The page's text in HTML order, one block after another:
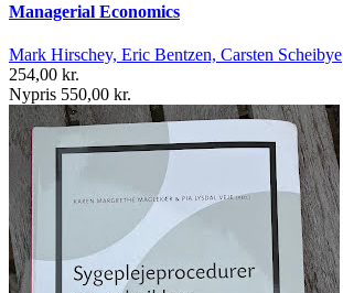
Managerial Economics
Mark Hirschey, Eric Bentzen, Carsten Scheibye
254,00 kr.
Nypris 550,00 kr.